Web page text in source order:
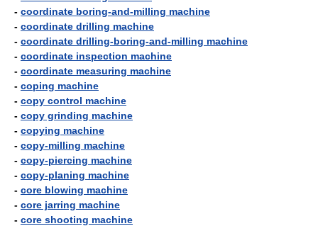
- coordinate boring-and-milling machine
- coordinate drilling machine
- coordinate drilling-boring-and-milling machine
- coordinate inspection machine
- coordinate measuring machine
- coping machine
- copy control machine
- copy grinding machine
- copying machine
- copy-milling machine
- copy-piercing machine
- copy-planing machine
- core blowing machine
- core jarring machine
- core shooting machine